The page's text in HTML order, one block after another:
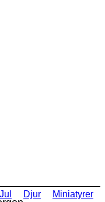
Jul Djur
Miniatyrer